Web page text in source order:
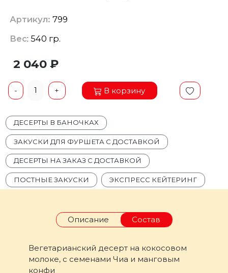
Артикул: 799
Вес: 540 гр.
2 040 ₽
- 1 + В корзину
ДЕСЕРТЫ В БАНОЧКАХ
ЗАКУСКИ ДЛЯ ФУРШЕТА С ДОСТАВКОЙ
ДЕСЕРТЫ НА ЗАКАЗ С ДОСТАВКОЙ
ПОСТНЫЕ ЗАКУСКИ ЭКСПРЕСС КЕЙТЕРИНГ
Описание Состав
Вегетарианский десерт на кокосовом
молоке, с семенами Чиа и манговым
конфи